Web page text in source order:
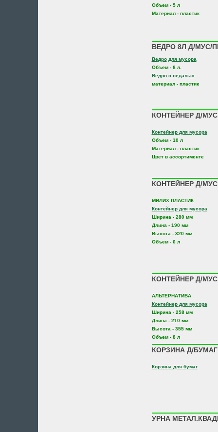
Объем - 5 л
Материал - пластик
ВЕДРО 8Л Д/МУС/
Ведро для мусора
Объем - 8 л.
Ведро с педалью
материал - пластик
КОНТЕЙНЕР Д/
Контейнер для мусора
Объем - 10 л
Материал - пластик
Цвет в ассортименте
КОНТЕЙНЕР Д/
МИЛИХ ПЛАСТИК
Контейнер для мусора
Ширина - 280 мм
Длина - 190 мм
Высота - 320 мм
Объем - 6 л
КОНТЕЙНЕР Д/
АЛЬТЕРНАТИВА
Контейнер для мусора
Ширина - 258 мм
Длина - 210 мм
Высота - 355 мм
Объем - 8 л
КОРЗИНА Д/
Корзина для бумаг
УРНА